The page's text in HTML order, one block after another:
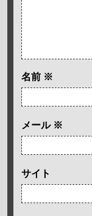
名前 ※
メール ※
サイト